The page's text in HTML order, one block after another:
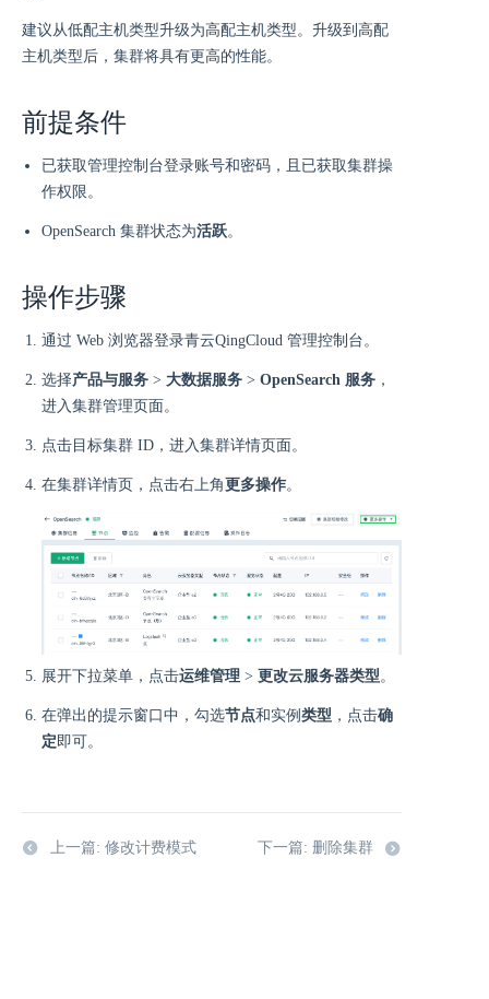
建议从低配主机类型升级为高配主机类型。升级到高配
主机类型后，集群将具有更高的性能。
前提条件
已获取管理控制台登录账号和密码，且已获取集群操
作权限。
OpenSearch 集群状态为活跃。
操作步骤
通过 Web 浏览器登录青云QingCloud 管理控制台。
选择产品与服务 > 大数据服务 > OpenSearch 服务 ，
进入集群管理页面。
点击目标集群 ID，进入集群详情页面。
在集群详情页，点击右上角 更多操作。
展开下拉菜单，点击运维管理 > 更改云服务器类型。
在弹出的提示窗口中，勾选节点和实例 类型 ，点击确
定即可。
上一篇: 修改计费模式 下一篇: 删除集群